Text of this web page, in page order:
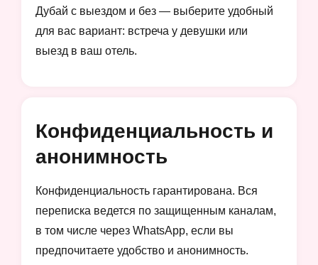
Дубай с выездом и без — выберите удобный
для вас вариант: встреча у девушки или
выезд в ваш отель.
Конфиденциальность и
анонимность
Конфиденциальность гарантирована. Вся
переписка ведется по защищенным каналам,
в том числе через WhatsApp, если вы
предпочитаете удобство и анонимность.